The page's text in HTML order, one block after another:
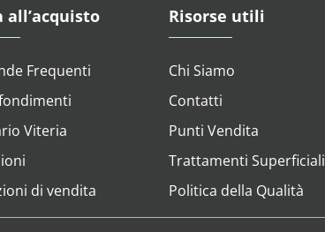
all’acquisto
Frequenti
Viteria
di vendita
Risorse utili
Chi Siamo
Contatti
Punti Vendita
Trattamenti Superficiali
Politica della Qualità